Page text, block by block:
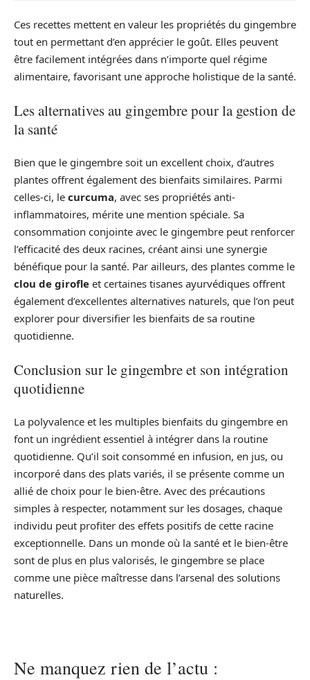
Ces recettes mettent en valeur les propriétés du gingembre
tout en permettant d’en apprécier le goût. Elles peuvent
être facilement intégrées dans n’importe quel régime
alimentaire, favorisant une approche holistique de la santé.
Les alternatives au gingembre pour la gestion de
la santé
Bien que le gingembre soit un excellent choix, d’autres
plantes offrent également des bienfaits similaires. Parmi
celles-ci, le curcuma, avec ses propriétés anti-
inflammatoires, mérite une mention spéciale. Sa
consommation conjointe avec le gingembre peut renforcer
l’efficacité des deux racines, créant ainsi une synergie
bénéfique pour la santé. Par ailleurs, des plantes comme le
clou de girofle et certaines tisanes ayurvédiques offrent
également d’excellentes alternatives naturels, que l’on peut
explorer pour diversifier les bienfaits de sa routine
quotidienne.
Conclusion sur le gingembre et son intégration
quotidienne
La polyvalence et les multiples bienfaits du gingembre en
font un ingrédient essentiel à intégrer dans la routine
quotidienne. Qu’il soit consommé en infusion, en jus, ou
incorporé dans des plats variés, il se présente comme un
allié de choix pour le bien-être. Avec des précautions
simples à respecter, notamment sur les dosages, chaque
individu peut profiter des effets positifs de cette racine
exceptionnelle. Dans un monde où la santé et le bien-être
sont de plus en plus valorisés, le gingembre se place
comme une pièce maîtresse dans l’arsenal des solutions
naturelles.
Ne manquez rien de l’actu :